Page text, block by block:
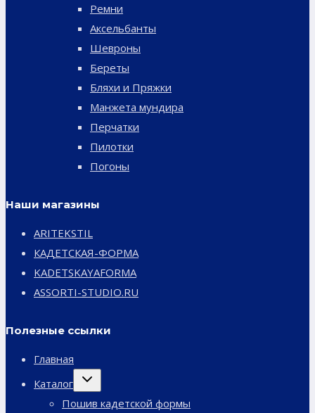
Ремни
Аксельбанты
Шевроны
Береты
Бляхи и Пряжки
Манжета мундира
Перчатки
Пилотки
Погоны
Наши магазины
ARITEKSTIL
КАДЕТСКАЯ-ФОРМА
KADETSKAYAFORMA
ASSORTI-STUDIO.RU
Полезные ссылки
Главная
Каталог
Переключить
дочернее
Пошив кадетской формы